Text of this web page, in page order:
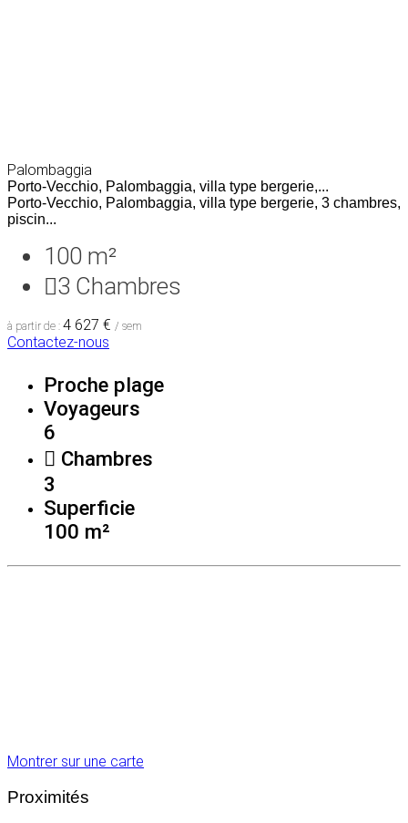
Palombaggia
Porto-Vecchio, Palombaggia, villa type bergerie,...
Porto-Vecchio, Palombaggia, villa type bergerie, 3 chambres,
piscin...
100 m²
3 Chambres
à partir de : 4 627 € / sem
Contactez-nous
Proche plage
Voyageurs
6
Chambres
3
Superficie
100 m²
Montrer sur une carte
Proximités